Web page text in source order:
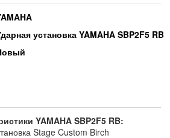
установка YAMAHA SBP2F5 RB
YAMAHA SBP2F5 RB:
Stage Custom Birch